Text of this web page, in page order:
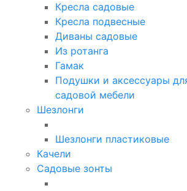
Кресла садовые
Кресла подвесные
Диваны садовые
Из ротанга
Гамак
Подушки и аксессуары
садовой мебели
Шезлонги
Шезлонги пластиковые
Качели
Садовые зонты